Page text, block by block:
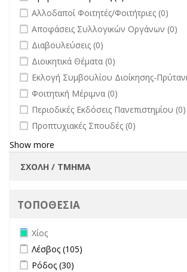
undefined
Αλλοδαποί Φοιτητές/Φοιτήτριες (0)
undefined
Αποφάσεις Συλλογικών Οργάνων (0)
undefined
Διαβουλεύσεις (0)
undefined
Διοικητικά Θέματα (0)
undefined
Εκλογή Συμβουλίου Διοίκησης-
undefined
Φοιτητική Μέριμνα (0)
undefined
Περιοδικές Εκδόσεις Πανεπιστημίου (0)
undefined
Προπτυχιακές Σπουδές (0)
Show more
ΤΟΠΟΘΕΣΙΑ
Remove Χίος filter
Χίος
Apply Λέσβος filter
Λέσβος (105)
Apply Ρόδος filter
Ρόδος (30)